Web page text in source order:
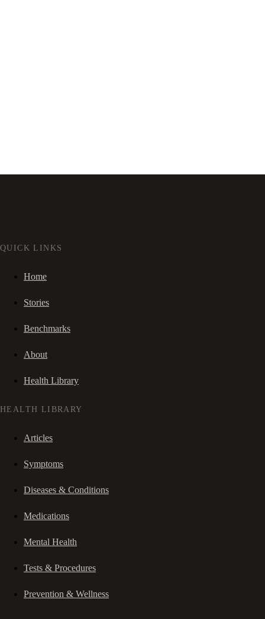
QUICK LINKS
Home
Stories
Benchmarks
About
Health Library
HEALTH LIBRARY
Articles
Symptoms
Diseases & Conditions
Medications
Mental Health
Tests & Procedures
Prevention & Wellness